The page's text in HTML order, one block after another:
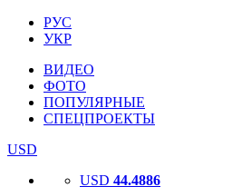
РУС
УКР
ВИДЕО
ФОТО
ПОПУЛЯРНЫЕ
СПЕЦПРОЕКТЫ
USD
USD 44.4886